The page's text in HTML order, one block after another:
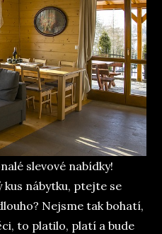
slevové nabídky!
nábytku, ptejte se
Nejsme tak bohatí,
to platilo, platí a bude